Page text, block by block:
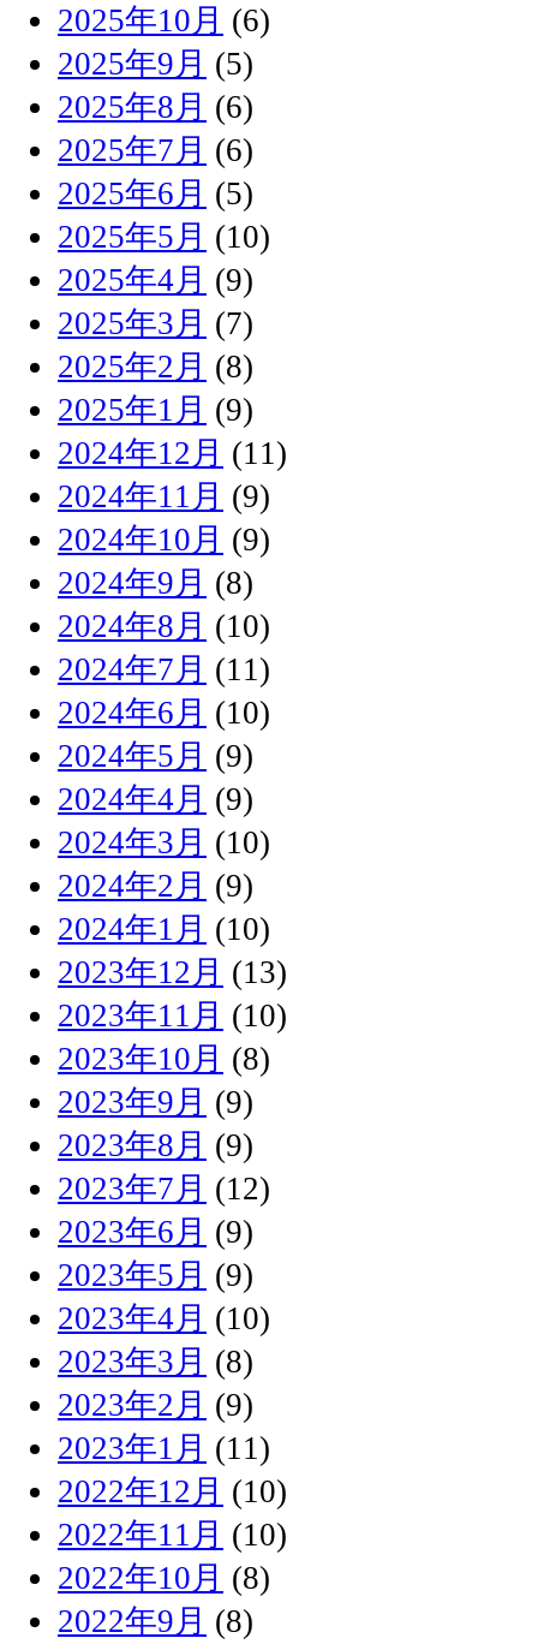
2025年10月 (6)
2025年9月 (5)
2025年8月 (6)
2025年7月 (6)
2025年6月 (5)
2025年5月 (10)
2025年4月 (9)
2025年3月 (7)
2025年2月 (8)
2025年1月 (9)
2024年12月 (11)
2024年11月 (9)
2024年10月 (9)
2024年9月 (8)
2024年8月 (10)
2024年7月 (11)
2024年6月 (10)
2024年5月 (9)
2024年4月 (9)
2024年3月 (10)
2024年2月 (9)
2024年1月 (10)
2023年12月 (13)
2023年11月 (10)
2023年10月 (8)
2023年9月 (9)
2023年8月 (9)
2023年7月 (12)
2023年6月 (9)
2023年5月 (9)
2023年4月 (10)
2023年3月 (8)
2023年2月 (9)
2023年1月 (11)
2022年12月 (10)
2022年11月 (10)
2022年10月 (8)
2022年9月 (8)